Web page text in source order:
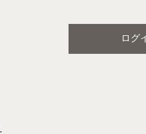
ログ